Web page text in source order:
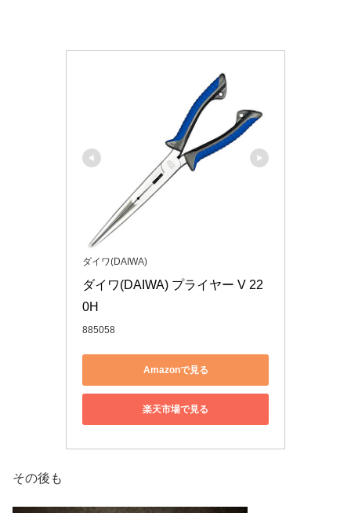
ダイワ(DAIWA)
ダイワ(DAIWA) プライヤー V 22
0H
885058
Amazonで見る
楽天市場で見る
その後も